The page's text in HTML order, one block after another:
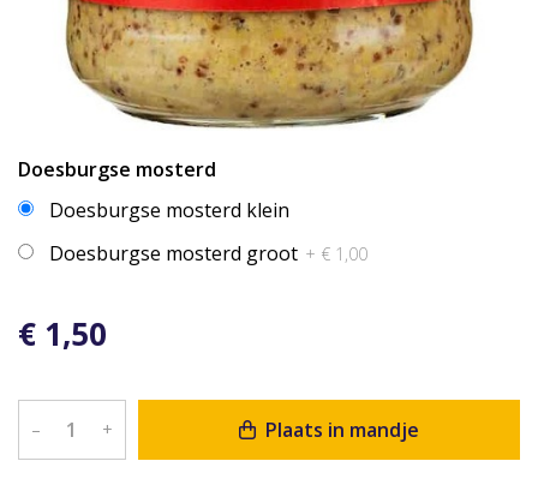
Doesburgse mosterd
Doesburgse mosterd klein
Doesburgse mosterd groot + € 1,00
€ 1,50
– + Plaats in mandje